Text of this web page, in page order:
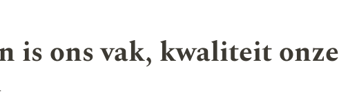
is ons vak, kwaliteit onze